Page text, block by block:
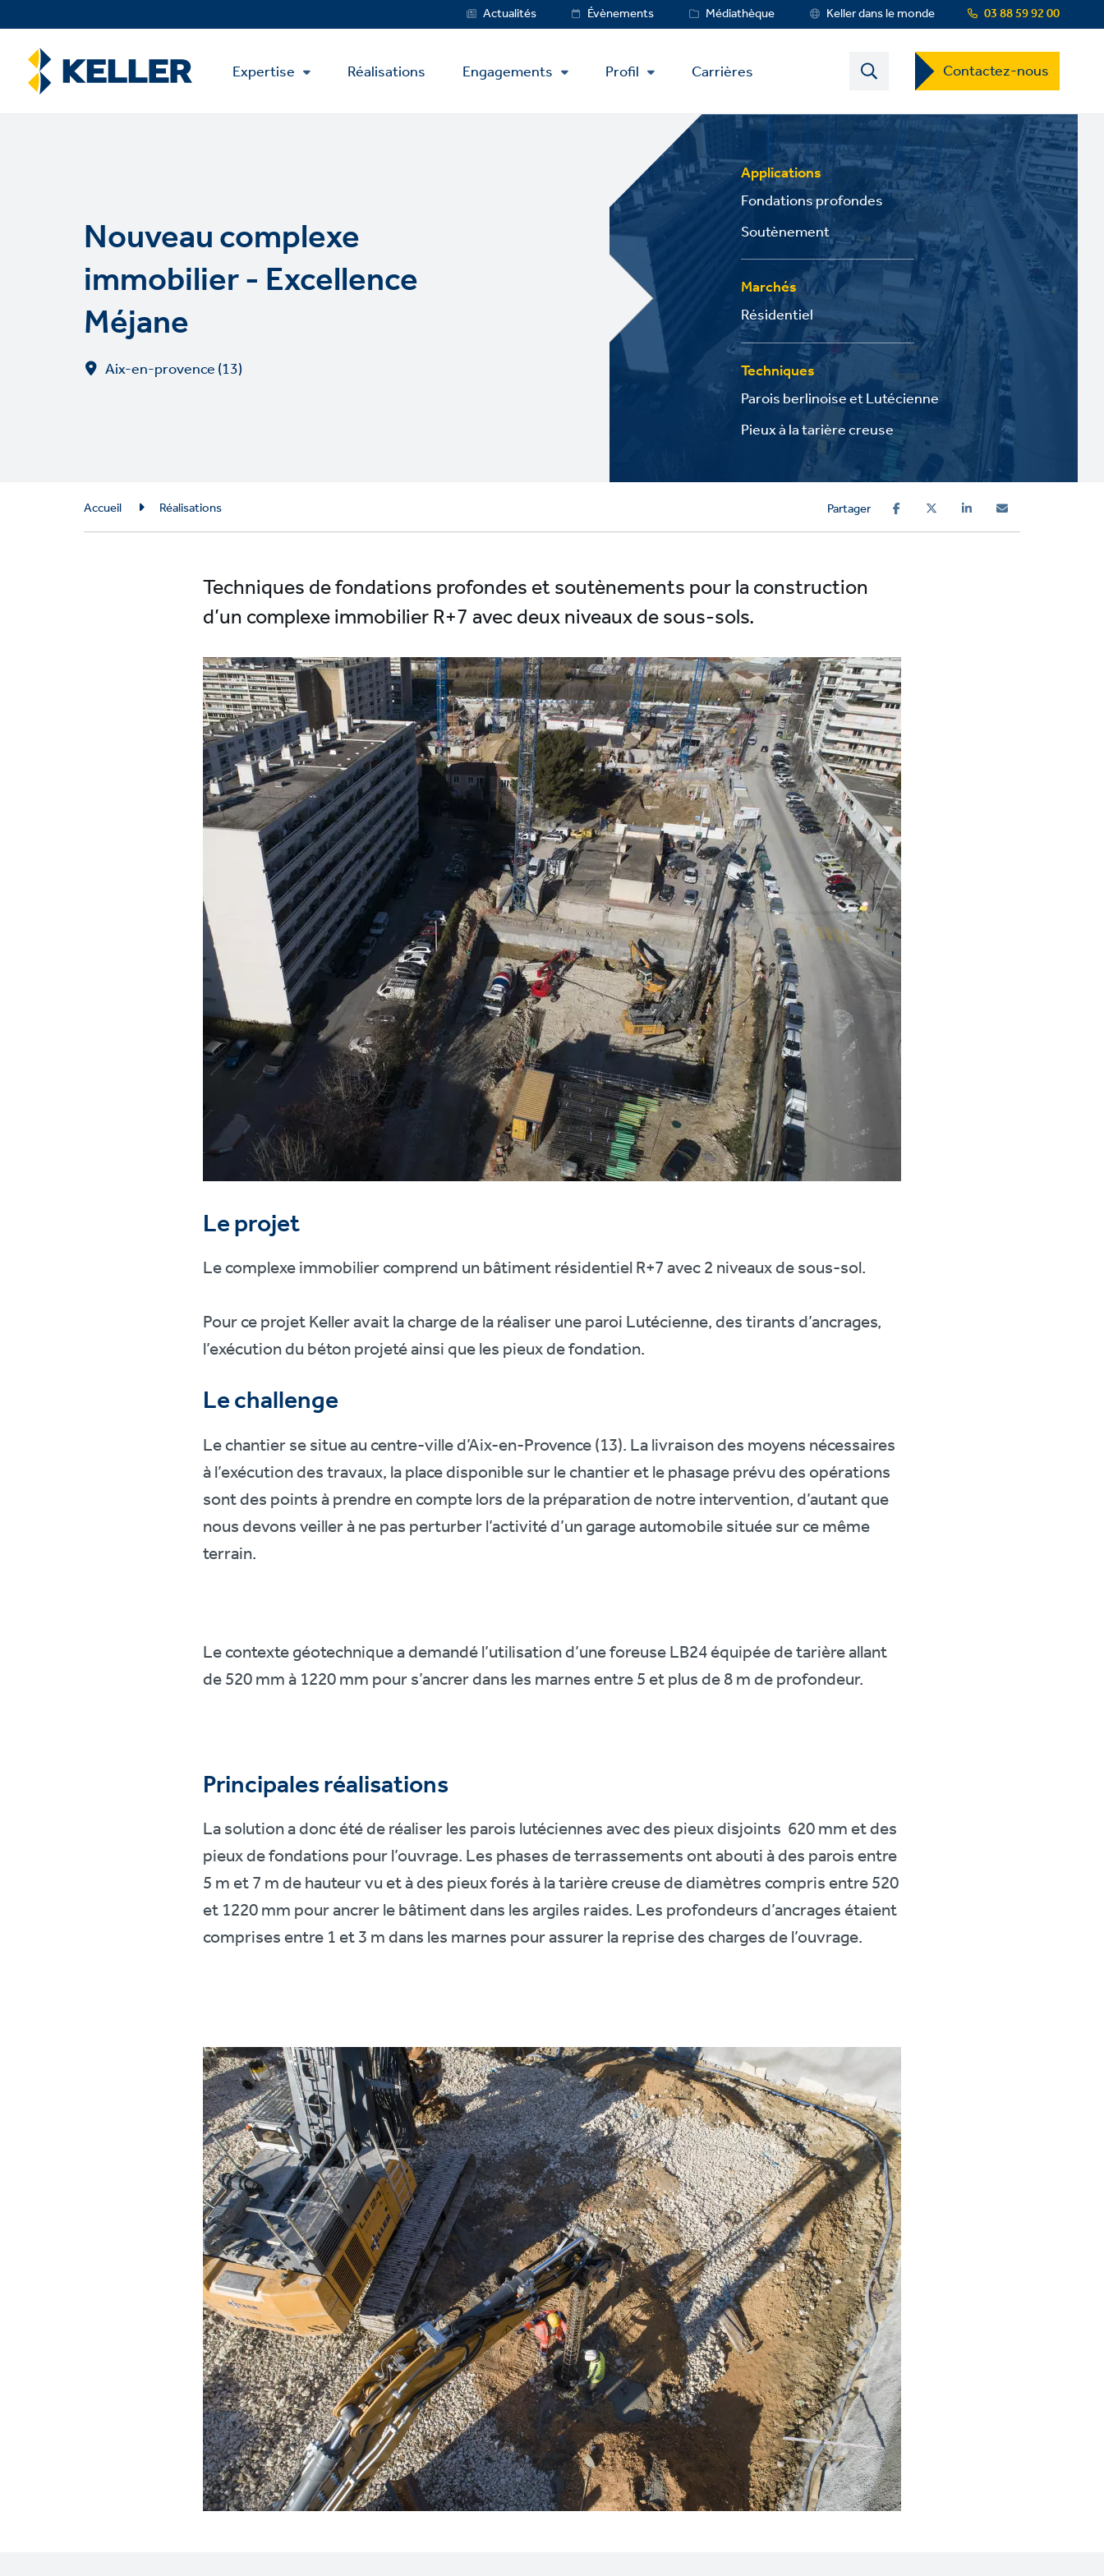
to
content
03 88 59 92 00
Service
MenuActualités Évènements Médiathèque Keller dans le monde
Main
Menu
Expertise Réalisations Engagements Profil Carrières Contact
US
Dropdown
Menu
Contactez-nous
Nouveau complexe
immobilier - Excellence
Méjane
Aix-en-provence (13)
Applications
Fondations profondes
Soutènement
Marchés
Résidentiel
Techniques
Parois berlinoise et Lutécienne
Pieux à la tarière creuse
Breadcrumb
Accueil Réalisations Partager
Techniques de fondations profondes et soutènements pour la construction
d’un complexe immobilier R+7 avec deux niveaux de sous-sols.
Le projet
Le complexe immobilier comprend un bâtiment résidentiel R+7 avec 2 niveaux de sous-sol.
Pour ce projet Keller avait la charge de la réaliser une paroi Lutécienne, des tirants d’ancrages,
l’exécution du béton projeté ainsi que les pieux de fondation.
Le challenge
Le chantier se situe au centre-ville d’Aix-en-Provence (13). La livraison des moyens nécessaires
à l’exécution des travaux, la place disponible sur le chantier et le phasage prévu des opérations
sont des points à prendre en compte lors de la préparation de notre intervention, d’autant que
nous devons veiller à ne pas perturber l’activité d’un garage automobile située sur ce même
terrain.
Le contexte géotechnique a demandé l’utilisation d’une foreuse LB24 équipée de tarière allant
de 520 mm à 1220 mm pour s’ancrer dans les marnes entre 5 et plus de 8 m de profondeur.
Principales réalisations
La solution a donc été de réaliser les parois lutéciennes avec des pieux disjoints 620 mm et des
pieux de fondations pour l’ouvrage. Les phases de terrassements ont abouti à des parois entre
5 m et 7 m de hauteur vu et à des pieux forés à la tarière creuse de diamètres compris entre 520
et 1220 mm pour ancrer le bâtiment dans les argiles raides. Les profondeurs d’ancrages étaient
comprises entre 1 et 3 m dans les marnes pour assurer la reprise des charges de l’ouvrage.